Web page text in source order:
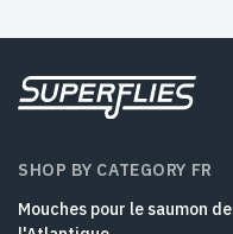
SHOP BY CATEGORY FR
Mouches pour le saumon de